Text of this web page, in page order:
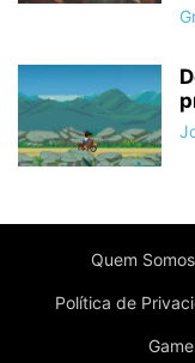
Quem Somos
Política de